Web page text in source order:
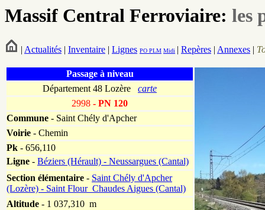
Massif Central Ferroviaire: les
| Actualités | Inventaire | Lignes PO PLM Midi | Repères | Annexes |
Passage à niveau
Département 48 Lozère carte
2998 - PN 120
Commune - Saint Chély d'Apcher
Voirie - Chemin
Pk - 656,110
Ligne - Béziers (Hérault) - Neussargues (Cantal)
Section élémentaire - Saint Chély d'Apcher
(Lozère) - Saint Flour_Chaudes Aigues (Cantal)
Altitude - 1 037,310 m